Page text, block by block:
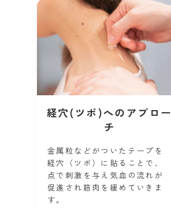
経穴(ツボ)へのアプロー
チ
金属粒などがついたテープを
経穴（ ツボ）に貼ることで、
点で刺激を与え気血の流れが
促進され筋肉を緩めていきま
す。